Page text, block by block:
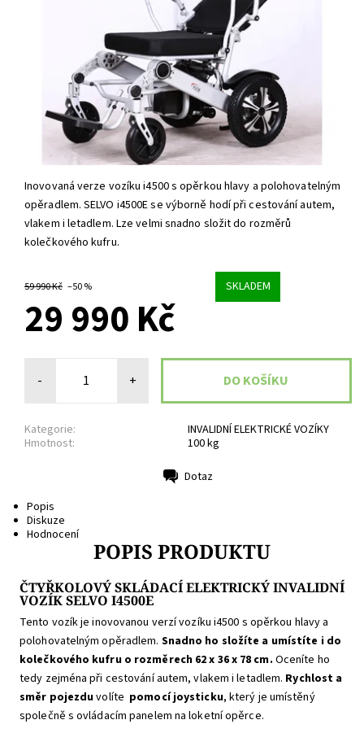
Inovovaná verze vozíku i4500 s opěrkou hlavy a polohovatelným
opěradlem. SELVO i4500E se výborně hodí při cestování autem,
vlakem i letadlem. Lze velmi snadno složit do rozměrů
kolečkového kufru.
59 990 Kč –50 % SKLADEM
29 990 Kč
- +
Kategorie:
INVALIDNÍ ELEKTRICKÉ VOZÍKY
Hmotnost:
100 kg
Dotaz
Popis
Diskuze
Hodnocení
POPIS PRODUKTU
ČTYŘKOLOVÝ SKLÁDACÍ ELEKTRICKÝ INVALIDNÍ
VOZÍK SELVO I4500E
Tento vozík je inovovanou verzí vozíku i4500 s opěrkou hlavy a
polohovatelným opěradlem. Snadno ho složíte a umístíte i do
kolečkového kufru o rozměrech 62 x 36 x 78 cm. Oceníte ho
tedy zejména při cestování autem, vlakem i letadlem. Rychlost a
směr pojezduvolíte pomocí joysticku, který je umístěný
společně s ovládacím panelem na loketní opěrce.